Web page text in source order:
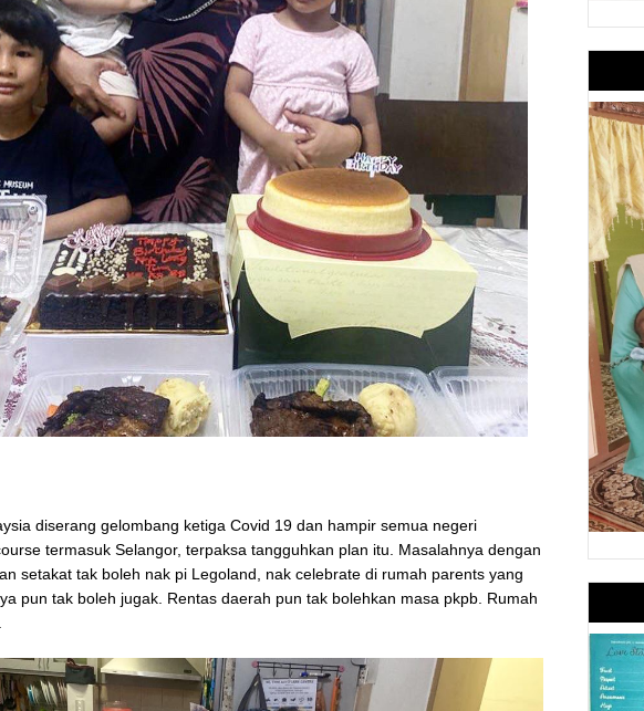
diserang gelombang ketiga Covid 19 dan hampir semua negeri
termasuk Selangor, terpaksa tangguhkan plan itu. Masalahnya dengan
setakat tak boleh nak pi Legoland, nak celebrate di rumah parents yang
pun tak boleh jugak. Rentas daerah pun tak bolehkan masa pkpb. Rumah